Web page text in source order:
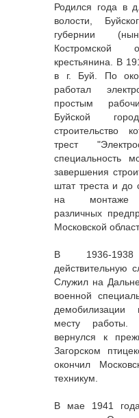
Родился года в
волости,
губернии
крестьянина. В
в г. Буй. По
работал
простым
Буйской
строительство
трест
специальность
завершения
штат треста и
на монтаже
различных
Московской
В 1936-
действительную
Служил на
военной
месту работы.
вернулся к
Загорском
окончил
техникум.
В мае 1941